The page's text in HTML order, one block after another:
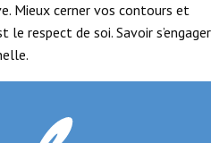
Mieux cerner vos contours et
le respect de soi. Savoir s’engager